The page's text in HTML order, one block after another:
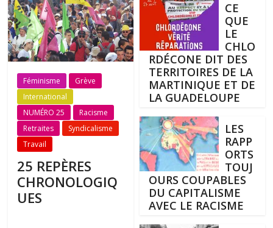
Féminisme
Grève
International
NUMÉRO 25
Racisme
Retraites
Syndicalisme
Travail
25 REPÈRES
CHRONOLOGIQ
UES
CE
QUE
LE
CHLO
RDÉCONE DIT DES
TERRITOIRES DE LA
MARTINIQUE ET DE
LA GUADELOUPE
LES
RAPP
ORTS
TOUJ
OURS COUPABLES
DU CAPITALISME
AVEC LE RACISME